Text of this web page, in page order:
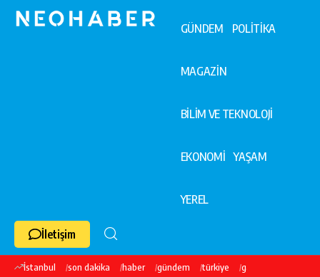
GÜNDEM POLİTİKA
MAGAZİN
BİLİM VE TEKNOLOJİ
EKONOMİ YAŞAM
YEREL
İletişim
İstanbul son dakika haber gündem türkiye galatasaray